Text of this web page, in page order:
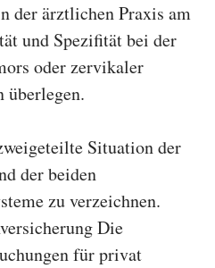
der ärztlichen Praxis am
und Spezifität bei der
oder zervikaler
überlegen.
Situation der
der beiden
zu verzeichnen.
Die
für privat